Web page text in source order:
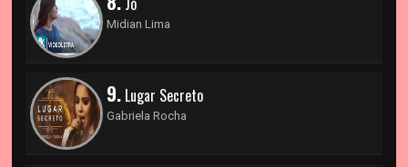
Midian Lima
9. Lugar Secreto
Gabriela Rocha